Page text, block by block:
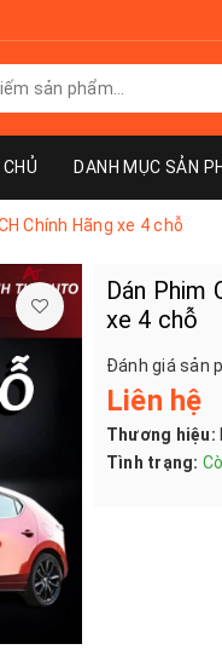
DANH MỤC SẢN
Chính Hãng xe 4 chỗ
Dán Phim
xe 4 chỗ
Đánh giá sản
Liên hệ
Thương hiệu:
Tình trạng: